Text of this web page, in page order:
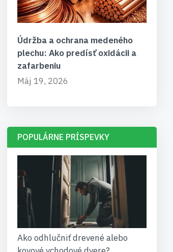
Údržba a ochrana medeného
plechu: Ako predísť oxidácii a
zafarbeniu
Máj 19, 2026
POPULÁRNE PRÍSPEVKY
Ako odhlučniť drevené alebo